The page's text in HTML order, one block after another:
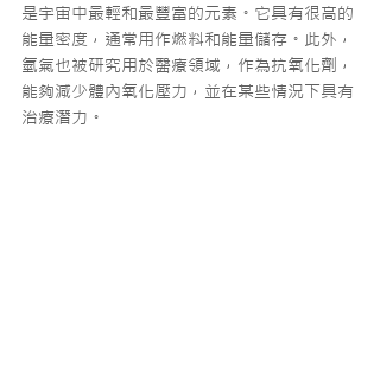
是宇宙中最輕和最豐富的元素。它具有很高的
能量密度，通常用作燃料和能量儲存。此外，
氫氣也被研究用於醫療領域，作為抗氧化劑，
能夠減少體內氧化壓力，並在某些情況下具有
治療潛力。